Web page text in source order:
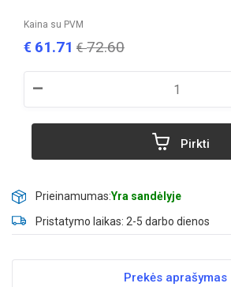
Kaina su PVM
€ 61.71 €72.60
–
Pirkti
Prieinamumas:Yra sandėlyje
Pristatymo laikas: 2-5 darbo dienos
Prekės aprašymas